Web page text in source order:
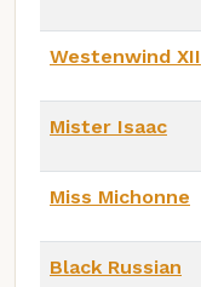
Westenwind XII
Mister Isaac
Miss Michonne
Black Russian